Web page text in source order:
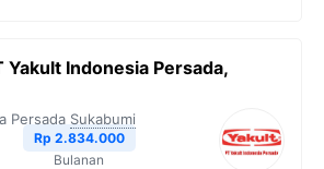
Yakult Indonesia Persada,
Persada Sukabumi
Rp 2.834.000
Bulanan